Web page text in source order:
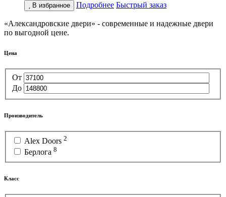
В избранное Подробнее Быстрый заказ
«Александровские двери» - современные и надежные двери
по выгодной цене.
Цена
От
До
Производитель
Alex Doors 2
Берлога 8
Класс